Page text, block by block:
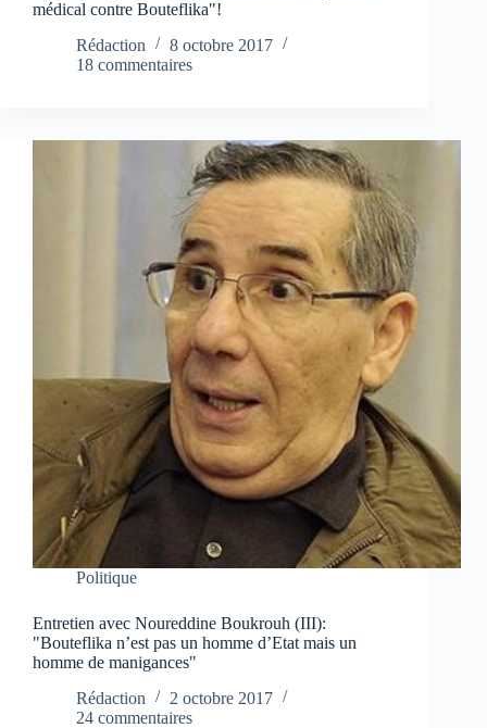
médical contre Bouteflika"!
Rédaction
8 octobre 2017
18 commentaires
Politique
Entretien avec Noureddine Boukrouh (III):
"Bouteflika n’est pas un homme d’Etat mais un
homme de manigances"
Rédaction
2 octobre 2017
24 commentaires